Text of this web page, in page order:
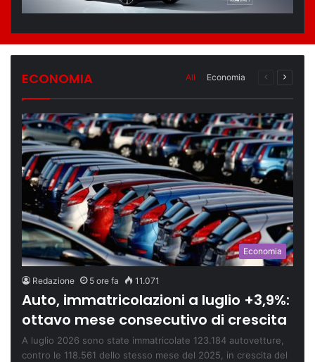
ECONOMIA All Economia
Pagina
Economia
Redazione 5 ore fa 11.071
Auto, immatricolazioni a luglio +3,9%:
ottavo mese consecutivo di crescita
A luglio 2026 sono state immatricolate 123.184 autovetture,
contro le 118.561 dello stesso mese del 2025, in crescita del